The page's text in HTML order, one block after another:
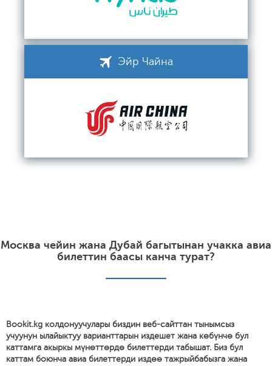
Эйр Чайна
Москва чейин жана Дубай багытынан учакка авиа
билеттин баасы канча турат?
Bookit.kg колдонуучулары биздин веб-сайттан тынымсыз
учуунун ылайыктуу варианттарын издешет жана көбүнчө бул
каттамга акыркы мүнөттөрдө билеттерди табышат. Биз бул
каттам боюнча авиа билеттерди издөө тажрыйбабызга жана